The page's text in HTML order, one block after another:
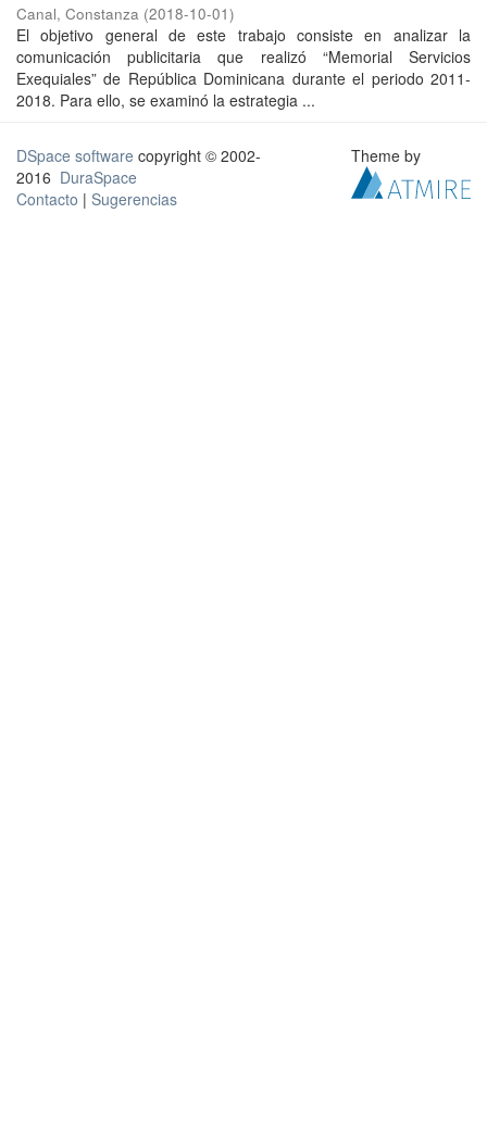
Canal, Constanza (2018-10-01)
El objetivo general de este trabajo consiste en analizar la
comunicación publicitaria que realizó “Memorial Servicios
Exequiales” de República Dominicana durante el periodo 2011-
2018. Para ello, se examinó la estrategia ...
DSpace software copyright © 2002-
2016 DuraSpace
Contacto | Sugerencias
Theme by